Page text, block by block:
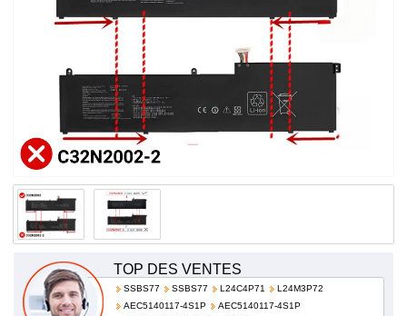
TOP DES VENTES
SSBS77 SSBS77 L24C4P71
L24M3P72
AEC5140117-4S1P
AEC5140117-4S1P